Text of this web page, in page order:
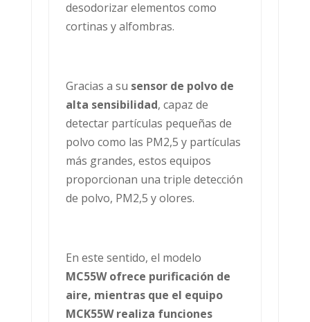
desodorizar elementos como
cortinas y alfombras.
Gracias a su sensor de polvo de
alta sensibilidad, capaz de
detectar partículas pequeñas de
polvo como las PM2,5 y partículas
más grandes, estos equipos
proporcionan una triple detección
de polvo, PM2,5 y olores.
En este sentido, el modelo
MC55W ofrece purificación de
aire, mientras que el equipo
MCK55W realiza funciones